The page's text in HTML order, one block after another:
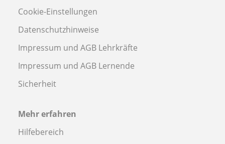
Cookie-Einstellungen
Datenschutzhinweise
Impressum und AGB Lehrkräfte
Impressum und AGB Lernende
Sicherheit
Mehr erfahren
Hilfebereich